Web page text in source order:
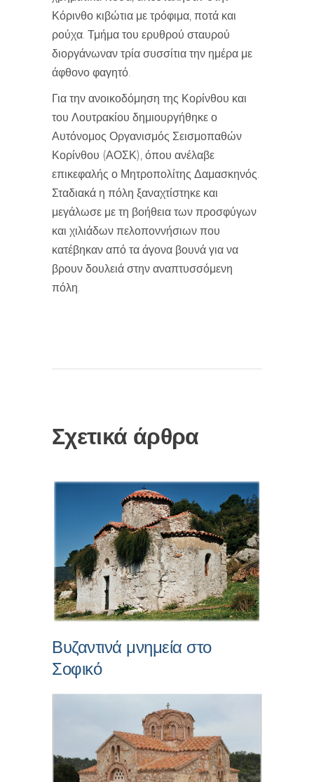
Κόρινθο κιβώτια με τρόφιμα, ποτά και
ρούχα. Τμήμα του ερυθρού σταυρού
διοργάνωναν τρία συσσίτια την ημέρα με
άφθονο φαγητό.
Για την ανοικοδόμηση της Κορίνθου και
του Λουτρακίου δημιουργήθηκε ο
Αυτόνομος Οργανισμός Σεισμοπαθών
Κορίνθου (ΑΟΣΚ), όπου ανέλαβε
επικεφαλής ο Μητροπολίτης Δαμασκηνός.
Σταδιακά η πόλη ξαναχτίστηκε και
μεγάλωσε με τη βοήθεια των προσφύγων
και χιλιάδων πελοποννήσιων που
κατέβηκαν από τα άγονα βουνά για να
βρουν δουλειά στην αναπτυσσόμενη
πόλη.
Σχετικά άρθρα
Βυζαντινά μνημεία στο
Σοφικό